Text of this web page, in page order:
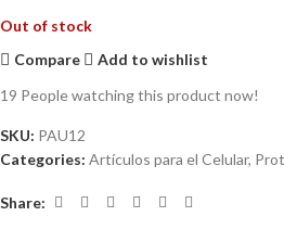
Out of stock
Compare
Add to wishlist
19 People watching this product now!
SKU: PAU12
Categories: Artículos para el Celular,
Share: